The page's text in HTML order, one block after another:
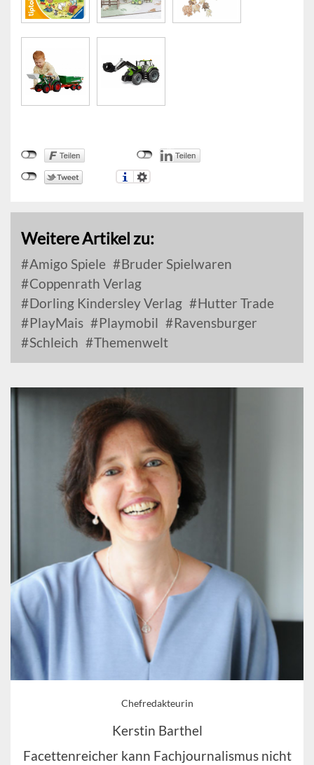
Weitere Artikel zu:
Amigo Spiele
Bruder Spielwaren
Coppenrath Verlag
Dorling Kindersley Verlag
Hutter Trade
PlayMais
Playmobil
Ravensburger
Schleich
Themenwelt
Chefredakteurin
Kerstin Barthel
Facettenreicher kann Fachjournalismus nicht